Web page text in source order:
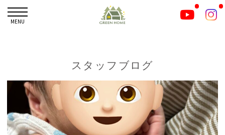
MENU
スタッフブログ